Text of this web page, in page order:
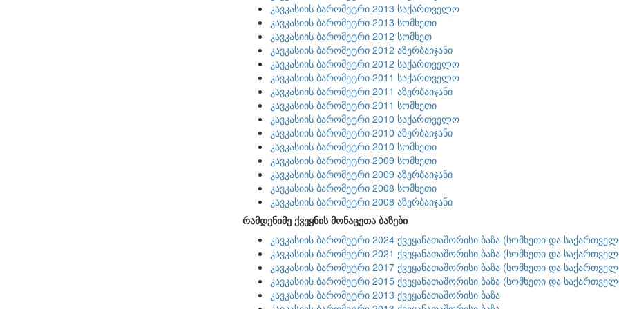
კავკასიის ბარომეტრი 2013 საქართველო
კავკასიის ბარომეტრი 2013 სომხეთი
კავკასიის ბარომეტრი 2012 სომხეთ
კავკასიის ბარომეტრი 2012 აზერბაიჯანი
კავკასიის ბარომეტრი 2012 საქართველო
კავკასიის ბარომეტრი 2011 საქართველო
კავკასიის ბარომეტრი 2011 აზერბაიჯანი
კავკასიის ბარომეტრი 2011 სომხეთი
კავკასიის ბარომეტრი 2010 საქართველო
კავკასიის ბარომეტრი 2010 აზერბაიჯანი
კავკასიის ბარომეტრი 2010 სომხეთი
კავკასიის ბარომეტრი 2009 სომხეთი
კავკასიის ბარომეტრი 2009 აზერბაიჯანი
კავკასიის ბარომეტრი 2008 სომხეთი
კავკასიის ბარომეტრი 2008 აზერბაიჯანი
რამდენიმე ქვეყნის მონაცეთა ბაზები
კავკასიის ბარომეტრი 2024 ქვეყანათაშორისი ბაზა (სომხეთი და
კავკასიის ბარომეტრი 2021 ქვეყანათაშორისი ბაზა (სომხეთი და
კავკასიის ბარომეტრი 2017 ქვეყანათაშორისი ბაზა (სომხეთი და
კავკასიის ბარომეტრი 2015 ქვეყანათაშორისი ბაზა (სომხეთი და
კავკასიის ბარომეტრი 2013 ქვეყანათაშორისი ბაზა